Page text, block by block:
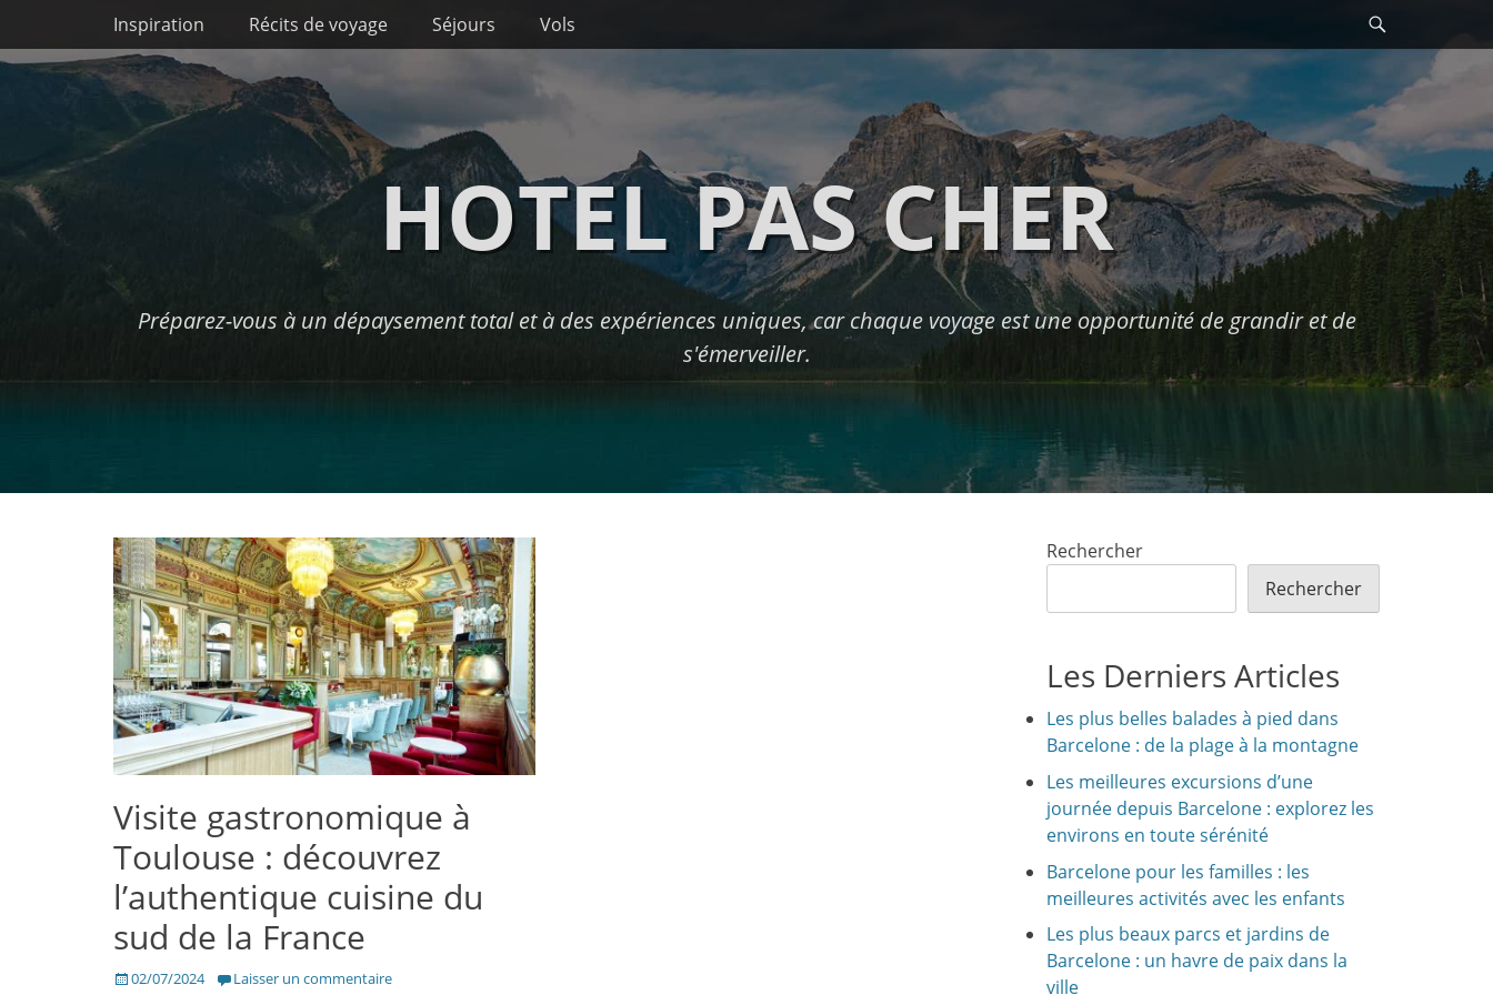
Passer
contenu
Premier menu
Inspiration Récits de voyage Séjours Vols
HOTEL PAS CHER
Préparez-vous à un dépaysement total et à des expériences uniques, car chaque voyage est une opportunité de grandir et de
s'émerveiller.
Visite gastronomique à
Toulouse : découvrez
l’authentique cuisine du
sud de la France
Posté02/07/2024 Laisser un commentaire
Rechercher
Rechercher
Les Derniers Articles
Les plus belles balades à pied dans
Barcelone : de la plage à la montagne
Les meilleures excursions d’une
journée depuis Barcelone : explorez les
environs en toute sérénité
Barcelone pour les familles : les
meilleures activités avec les enfants
Les plus beaux parcs et jardins de
Barcelone : un havre de paix dans la
ville